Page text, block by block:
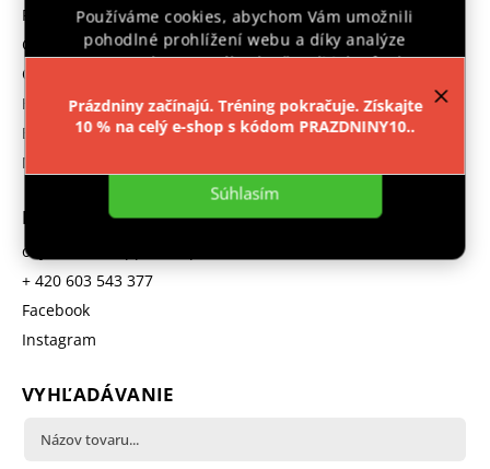
Používáme cookies, abychom Vám umožnili
pohodlné prohlížení webu a díky analýze
provozu webu neustále zlepšovali jeho funkce,
Nastavenie
Súhlasím
Prázdniny začínajú. Tréning pokračuje. Získajte
10 % na celý e-shop s kódom PRAZDNINY10..
Reklamace
GDPR
Obchodní podmínky
Hodnotenie obchodu
B2B program
Moja objednávka
KONTAKT
objednavka
+ 420 603 543 377
Facebook
Instagram
VYHĽADÁVANIE